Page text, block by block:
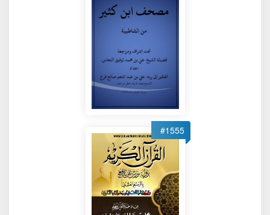
#1555